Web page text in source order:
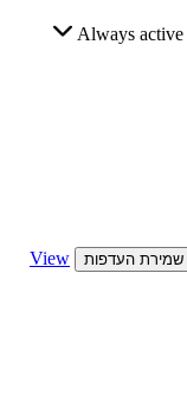
Always active
שמירת העדפות
View